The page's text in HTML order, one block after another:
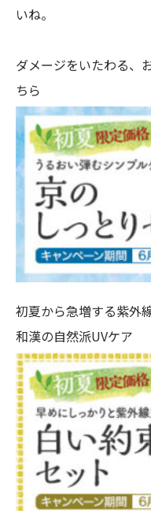
いね。
ダメージをいたわる、
ちら
初夏から急増する紫外
和漢の自然派UVケア